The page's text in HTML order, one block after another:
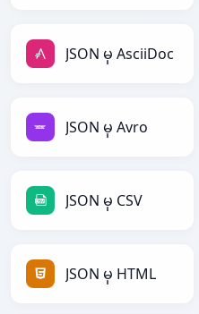
JSON မှ AsciiDoc
JSON မှ Avro
JSON မှ CSV
JSON မှ HTML